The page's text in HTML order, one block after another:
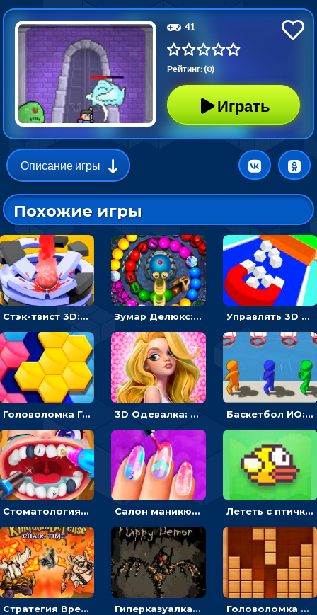
41
Рейтинг: (0)
Играть
Описание игры
Похожие игры
Стэк-твист 3D: тапай по шарику, чтобы разбивать платформы Зумар Делюкс: бросай шарики с черепашкой, чтобы остановить очередь Управлять 3D магнитом, чтобы собирать фигуры и сбрасывать в пропасть
Головоломка Гекса-пазл: складывать цветные фигуры в соты, чтобы заполнить поле 3D Одевалка: создавать образ и получать оценку стилистов Баскетбол ИО: бросать мячик в плывущие кольца наперегонки с соперниками
Стоматология от Юнит: лечить и украшать зубы пациентов Салон маникюра для девочек: красить или рисовать на ногтях Лететь с птичкой и проскальзывать между трубами - гиперказуальная
Стратегия Время Хаоса: расставлять воинов или защищать королевство Гиперказуалка Полет демона: парить, чтобы освещать путь и собирать души Головоломка из деревянных блоков: разложить в линии, чтобы убрать